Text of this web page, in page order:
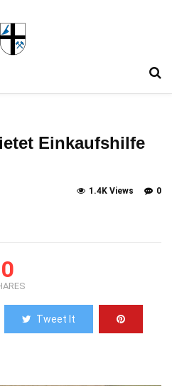
Einkaufshilfe
0
1.4K Views
0
Tweet It